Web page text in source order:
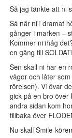
Så jag tänkte att ni
Så när ni i dramat
gånger i marken –
Kommer ni ihåg
en gång till
Sen skall ni har en
vågor och låter
rörelsen). Vi övar
gick på en bro över
andra sidan kom
tillbaka över
Nu skall Smile-